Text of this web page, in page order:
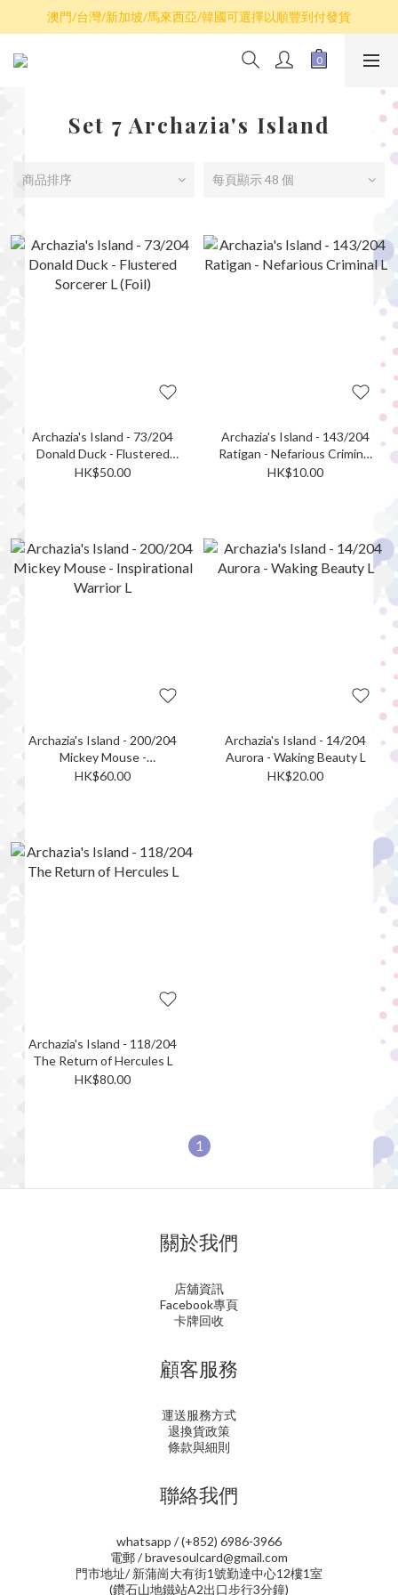
散卡買滿$100包平郵，全部產品買滿$800包順豐(香港境內)
澳門/台灣/新加坡/馬來西亞/韓國可選擇以順豐到付發貨
散卡買滿$100包平郵，全部產品買滿$800包順豐(香港境內)
Set 7 Archazia's Island
商品排序 每頁顯示 48 個
Archazia's Island - 73/204
Donald Duck - Flustered
Sorcerer L (Foil)
HK$50.00
Archazia's Island - 143/204
Ratigan - Nefarious Criminal
L
HK$10.00
Archazia's Island - 200/204
Mickey Mouse -
Inspirational Warrior L
HK$60.00
Archazia's Island - 14/204
Aurora - Waking Beauty L
HK$20.00
Archazia's Island - 118/204
The Return of Hercules L
HK$80.00
1
關於我們
店舖資訊
Facebook專頁
卡牌回收
顧客服務
運送服務方式
退換貨政策
條款與細則
聯絡我們
whatsapp / (+852) 6986-3966
電郵 / bravesoulcard@gmail.com
門市地址/ 新蒲崗大有街1號勤達中心12樓1室
(鑽石山地鐵站A2出口步行3分鐘)